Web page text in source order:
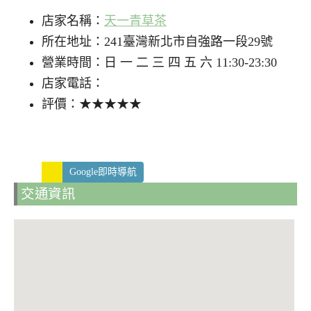
店家名稱： 天一青草茶
所在地址：241臺灣新北市自強路一段29號
營業時間：日 一 二 三 四 五 六 11:30-23:30
店家電話：
評價：★★★★★
Google即時導航
交通資訊